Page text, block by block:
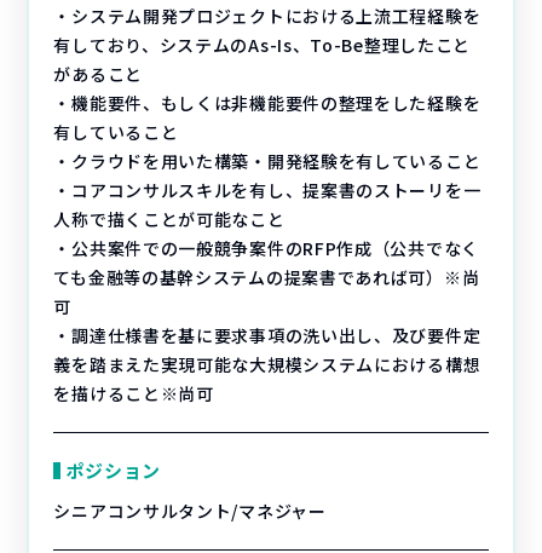
・システム開発プロジェクトにおける上流工程経験を
有しており、システムのAs-Is、To-Be整理したこと
があること
・機能要件、もしくは非機能要件の整理をした経験を
有していること
・クラウドを用いた構築・開発経験を有していること
・コアコンサルスキルを有し、提案書のストーリを一
人称で描くことが可能なこと
・公共案件での一般競争案件のRFP作成（公共でなく
ても金融等の基幹システムの提案書であれば可）※尚
可
・調達仕様書を基に要求事項の洗い出し、及び要件定
義を踏まえた実現可能な大規模システムにおける構想
を描けること※尚可
ポジション
シニアコンサルタント/マネジャー